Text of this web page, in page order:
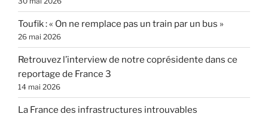
Toufik : « On ne remplace pas un train par un bus »
26 mai 2026
Retrouvez l’interview de notre coprésidente dans ce
reportage de France 3
14 mai 2026
La France des infrastructures introuvables